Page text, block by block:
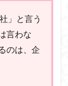
」と言う
言わな
のは、企